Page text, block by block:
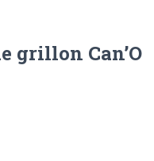
grillon Can’O